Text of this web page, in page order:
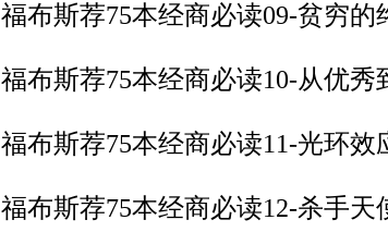
福布斯荐75本经商必读09-贫穷的
福布斯荐75本经商必读10-从优秀
福布斯荐75本经商必读11-光环效
福布斯荐75本经商必读12-杀手天